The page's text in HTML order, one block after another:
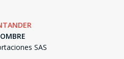
SAS